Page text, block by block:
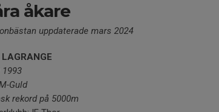
åkare
uppdaterade mars 2024
LAGRANGE
Guld
rekord på 5000m